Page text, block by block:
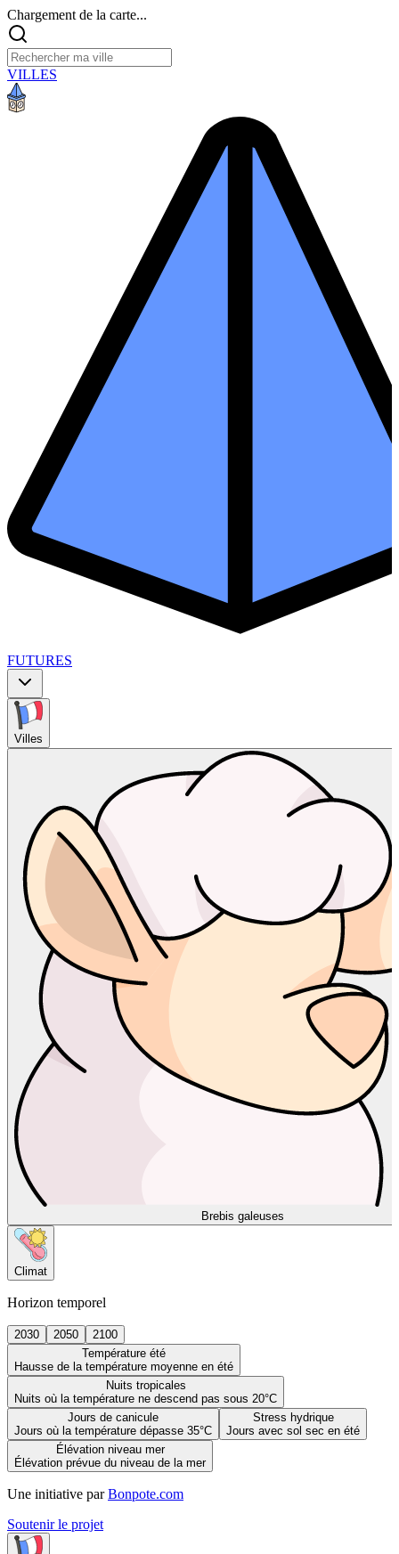
Chargement de la carte...
VILLES
FUTURES
Villes
Brebis galeuses
Climat
Horizon temporel
2030 2050
2100
Température été
Hausse de la température moyenne en été
Nuits tropicales
Nuits où la température ne descend pas sous 20°C
Jours de canicule
Jours où la température dépasse 35°C
Stress hydrique
Jours avec sol sec en été
Élévation niveau mer
Élévation prévue du niveau de la mer
Une initiative par Bonpote.com
Soutenir le projet